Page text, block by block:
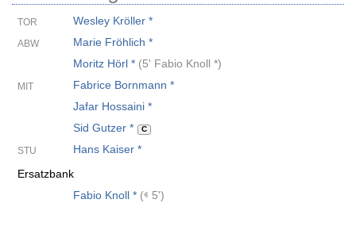
TOR Wesley Kröller *
ABW
Marie Fröhlich *
Moritz Hörl * (5' Fabio Knoll *)
MIT
Fabrice Bornmann *
Jafar Hossaini *
Sid Gutzer *
C
STU
Hans Kaiser *
Ersatzbank
Fabio Knoll * ( 5')